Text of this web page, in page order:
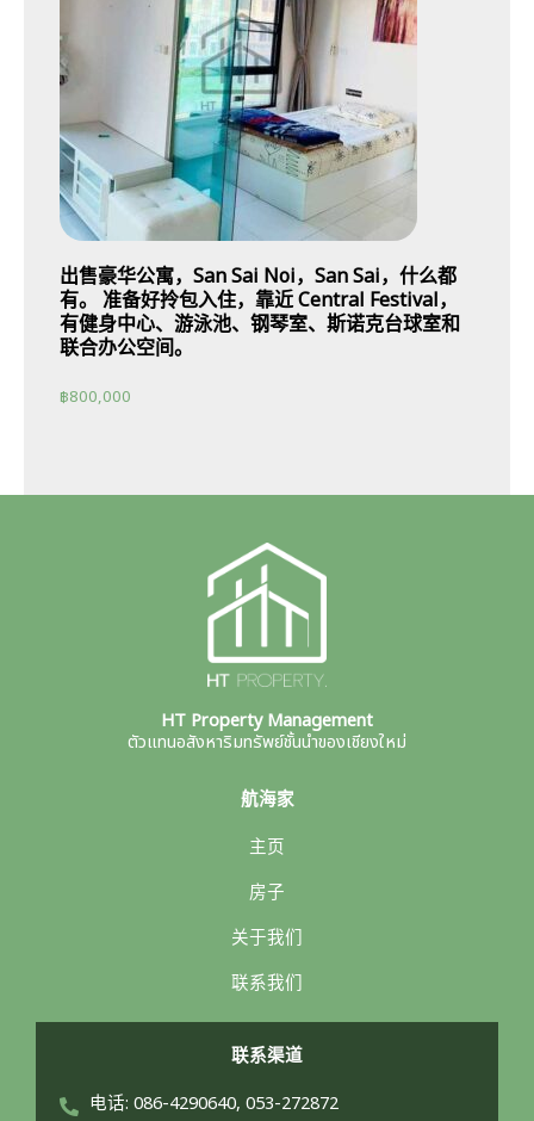
出售豪华公寓，San Sai Noi，San Sai，什么都
有。 准备好拎包入住，靠近 Central Festival，
有健身中心、游泳池、钢琴室、斯诺克台球室和
联合办公空间。
฿800,000
HT Property Management
ตัวแทนอสังหาริมทรัพย์ชั้นนำของเชียงใหม่
航海家
主页
房子
关于我们
联系我们
联系渠道
电话: 086-4290640, 053-272872